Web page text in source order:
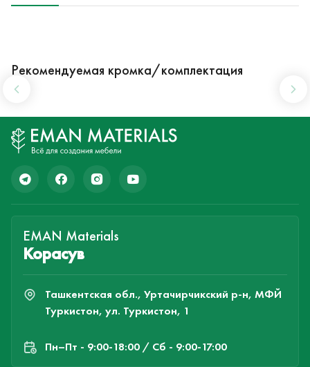
Рекомендуемая кромка/комплектация
EMAN Materials
Корасув
Ташкентская обл., Уртачирчикский р-н, МФЙ
Туркистон, ул. Туркистон, 1
Пн–Пт - 9:00-18:00 / Сб - 9:00-17:00